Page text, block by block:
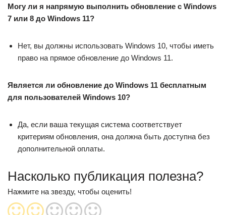
Могу ли я напрямую выполнить обновление с Windows
7 или 8 до Windows 11?
Нет, вы должны использовать Windows 10, чтобы иметь
право на прямое обновление до Windows 11.
Является ли обновление до Windows 11 бесплатным
для пользователей Windows 10?
Да, если ваша текущая система соответствует
критериям обновления, она должна быть доступна без
дополнительной оплаты.
Насколько публикация полезна?
Нажмите на звезду, чтобы оценить!